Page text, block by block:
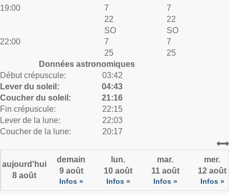
19:00
7
22
7
22
22:00
SO
7
25
SO
7
25
Données astronomiques
Début crépuscule:
Lever du soleil:
Coucher du soleil:
Fin crépuscule:
03:42
04:43
21:16
22:15
Lever de la lune:
Coucher de la lune:
22:03
20:17
aujourd'hui
8 août
demain
9 août
Infos »
lun.
10 août
Infos »
mar.
11 août
Infos »
mer.
12 août
Infos »